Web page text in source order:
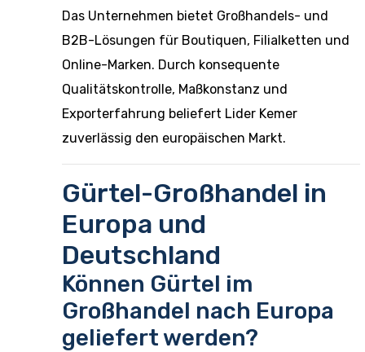
Das Unternehmen bietet Großhandels- und
B2B-Lösungen für Boutiquen, Filialketten und
Online-Marken. Durch konsequente
Qualitätskontrolle, Maßkonstanz und
Exporterfahrung beliefert Lider Kemer
zuverlässig den europäischen Markt.
Gürtel-Großhandel in
Europa und
Deutschland
Können Gürtel im
Großhandel nach Europa
geliefert werden?